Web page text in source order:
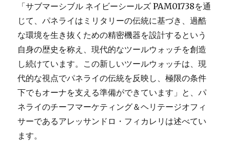
「サブマーシブル ネイビーシールズ PAM01738を通
じて、パネライはミリタリーの伝統に基づき、過酷
な環境を生き抜くための精密機器を設計するという
自身の歴史を称え、現代的なツールウォッチを創造
し続けています。この新しいツールウォッチは、現
代的な視点でパネライの伝統を反映し、極限の条件
下でもオーナを支える準備ができています」と、パ
ネライのチーフマーケティング＆ヘリテージオフィ
サーであるアレッサンドロ・フィカレリは述べてい
ます。